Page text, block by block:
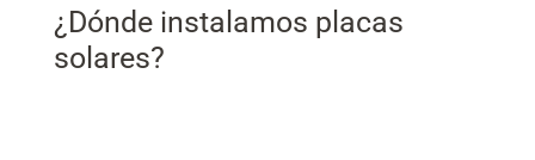
¿Dónde instalamos placas
solares?